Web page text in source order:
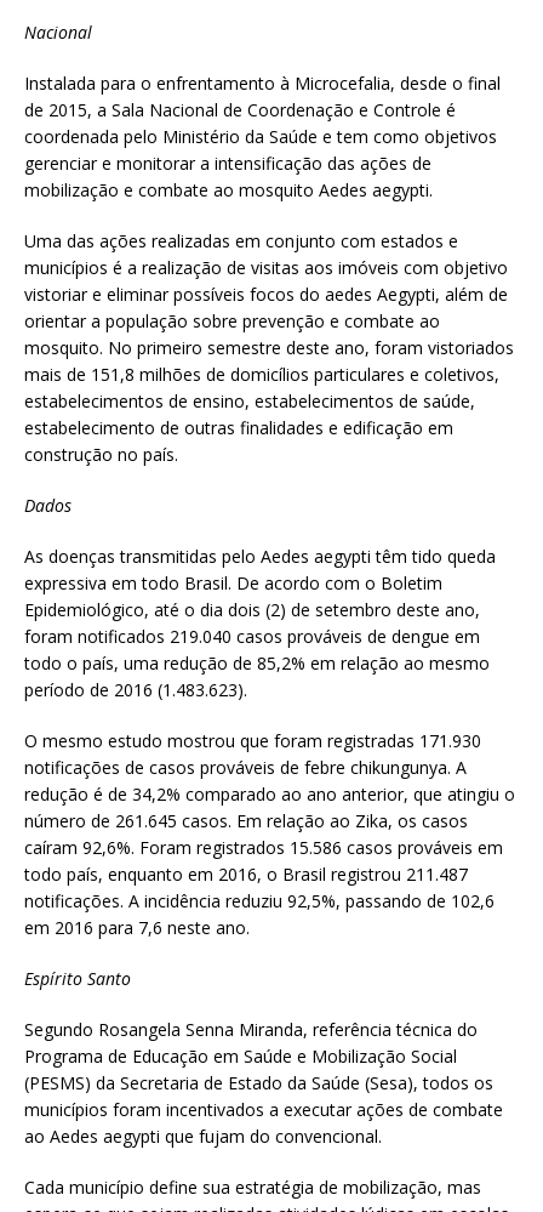
Nacional
Instalada para o enfrentamento à Microcefalia, desde o final
de 2015, a Sala Nacional de Coordenação e Controle é
coordenada pelo Ministério da Saúde e tem como objetivos
gerenciar e monitorar a intensificação das ações de
mobilização e combate ao mosquito Aedes aegypti.
Uma das ações realizadas em conjunto com estados e
municípios é a realização de visitas aos imóveis com objetivo
vistoriar e eliminar possíveis focos do aedes Aegypti, além de
orientar a população sobre prevenção e combate ao
mosquito. No primeiro semestre deste ano, foram vistoriados
mais de 151,8 milhões de domicílios particulares e coletivos,
estabelecimentos de ensino, estabelecimentos de saúde,
estabelecimento de outras finalidades e edificação em
construção no país.
Dados
As doenças transmitidas pelo Aedes aegypti têm tido queda
expressiva em todo Brasil. De acordo com o Boletim
Epidemiológico, até o dia dois (2) de setembro deste ano,
foram notificados 219.040 casos prováveis de dengue em
todo o país, uma redução de 85,2% em relação ao mesmo
período de 2016 (1.483.623).
O mesmo estudo mostrou que foram registradas 171.930
notificações de casos prováveis de febre chikungunya. A
redução é de 34,2% comparado ao ano anterior, que atingiu o
número de 261.645 casos. Em relação ao Zika, os casos
caíram 92,6%. Foram registrados 15.586 casos prováveis em
todo país, enquanto em 2016, o Brasil registrou 211.487
notificações. A incidência reduziu 92,5%, passando de 102,6
em 2016 para 7,6 neste ano.
Espírito Santo
Segundo Rosangela Senna Miranda, referência técnica do
Programa de Educação em Saúde e Mobilização Social
(PESMS) da Secretaria de Estado da Saúde (Sesa), todos os
municípios foram incentivados a executar ações de combate
ao Aedes aegypti que fujam do convencional.
Cada município define sua estratégia de mobilização, mas